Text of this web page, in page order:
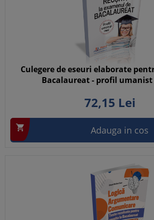
Culegere de eseuri elaborate
Bacalaureat - profil umanist
72,15 Lei
 Adauga in cos